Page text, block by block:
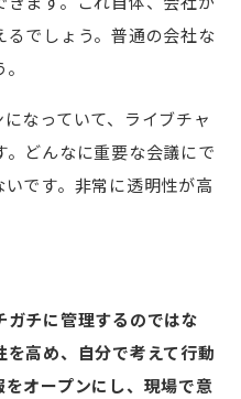
でしょう。普通の会社な
なっていて、ライブチャ
どんなに重要な会議にで
です。非常に透明性が高
チに管理するのではな
高め、自分で考えて行動
オープンにし、現場で意